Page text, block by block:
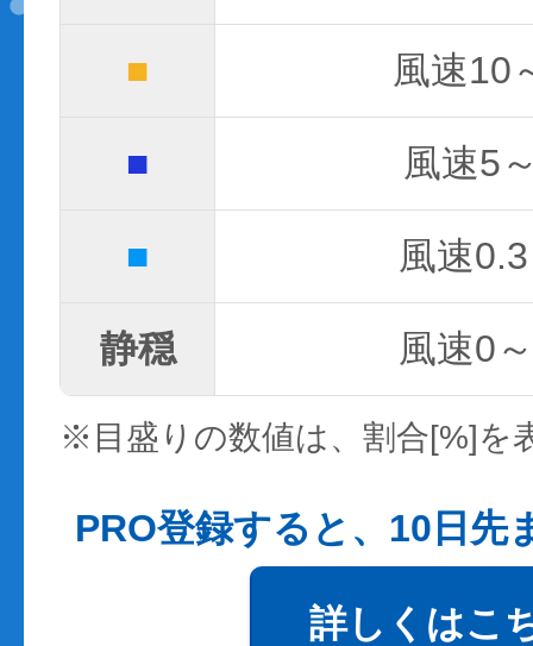
■ 風速10
■ 風速5
■ 風速
静穏 風速0
※目盛りの数値は、割合[%]を
PRO登録すると、10日先
詳しくはこ